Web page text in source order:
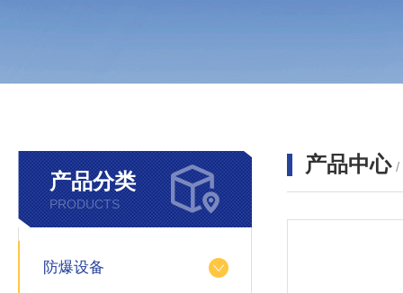
产品分类
PRODUCTS
防爆设备
产品中心 /